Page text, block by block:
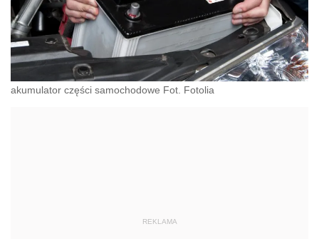
akumulator części samochodowe Fot. Fotolia